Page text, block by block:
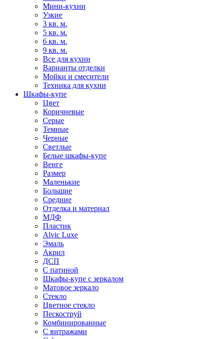
Мини-кухни
Узкие
3 кв. м.
5 кв. м.
6 кв. м.
9 кв. м.
Все для кухни
Варианты отделки
Мойки и смесители
Техника для кухни
Шкафы-купе
Цвет
Коричневые
Серые
Темные
Черные
Светлые
Белые шкафы-купе
Венге
Размер
Маленькие
Большие
Средние
Отделка и материал
МДФ
Пластик
Alvic Luxe
Эмаль
Акрил
ДСП
С патиной
Шкафы-купе с зеркалом
Матовое зеркало
Стекло
Цветное стекло
Пескоструй
Комбинированные
С витражами